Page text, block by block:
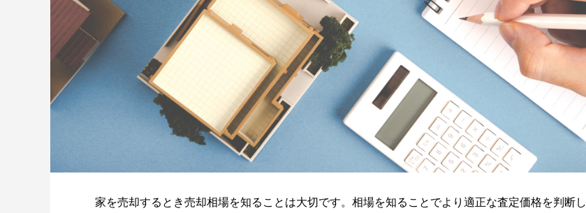
家を売却するとき売却相場を知ることは大切です。相場を知ることでより適正な査定価格を判断し